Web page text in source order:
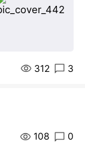
312 3
108 0